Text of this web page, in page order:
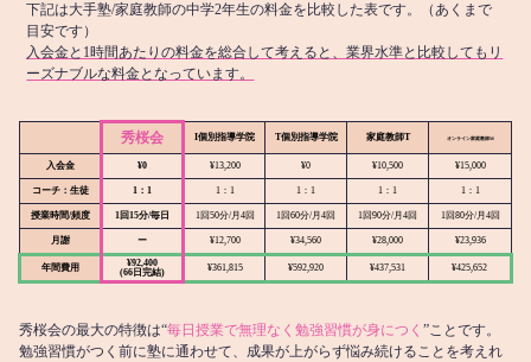
下記は大手塾/家庭教師の中学2年生の料金を比較した表です。（あくまで
目安です）
入会金と1時間あたりの料金を総合して考えると、業界水準と比較してもリ
ーズナブルな料金となっています。
秀桜会 I個別指導学院 T個別指導学院 家庭教師T オンライン家庭教師M
入会金 ¥0 ¥13,200 ¥0 ¥10,500 ¥15,000
コーチ：生徒 1：1 1：1 1：1 1：1 1：1
授業時間/頻度 1回15分/毎日 1回50分/月4回 1回60分/月4回 1回90分/月4回 1回80分/月4回
月謝 ー ¥12,700 ¥34,560 ¥28,000 ¥23,936
年間費用
¥92,400
(66日完結)
¥361,815 ¥592,920 ¥437,531 ¥425,652
秀桜会の最大の特徴は“毎日授業で無理なく勉強習慣が身につく ”ことです。
勉強習慣がつく前に塾に通わせて、成果が上がらず悩み続けることを考えれ